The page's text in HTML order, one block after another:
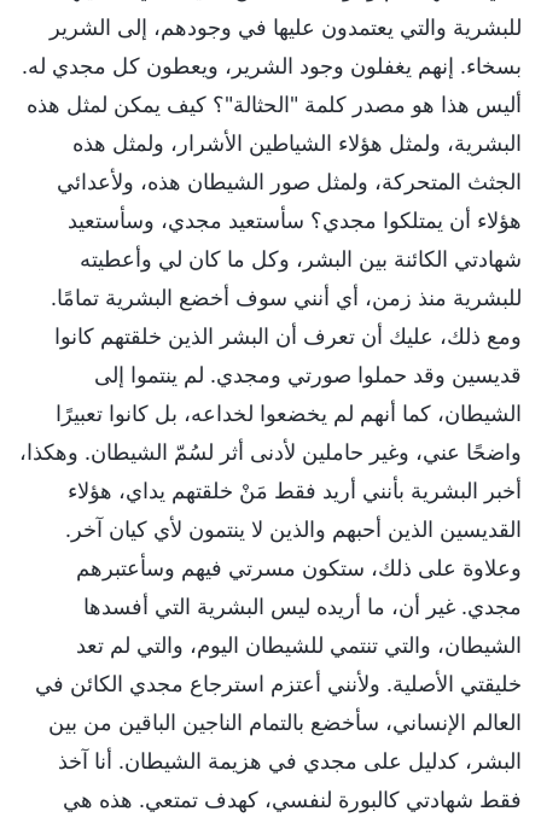
للبشرية والتي يعتمدون عليها في وجودهم، إلى الشرير
بسخاء. إنهم يغفلون وجود الشرير، ويعطون كل مجدي له.
أليس هذا هو مصدر كلمة "الحثالة"؟ كيف يمكن لمثل هذه
البشرية، ولمثل هؤلاء الشياطين الأشرار، ولمثل هذه
الجثث المتحركة، ولمثل صور الشيطان هذه، ولأعدائي
هؤلاء أن يمتلكوا مجدي؟ سأستعيد مجدي، وسأستعيد
شهادتي الكائنة بين البشر، وكل ما كان لي وأعطيته
للبشرية منذ زمن، أي أنني سوف أخضع البشرية تمامًا.
ومع ذلك، عليك أن تعرف أن البشر الذين خلقتهم كانوا
قديسين وقد حملوا صورتي ومجدي. لم ينتموا إلى
الشيطان، كما أنهم لم يخضعوا لخداعه، بل كانوا تعبيرًا
واضحًا عني، وغير حاملين لأدنى أثر لسُمّ الشيطان. وهكذا،
أخبر البشرية بأنني أريد فقط مَنْ خلقتهم يداي، هؤلاء
القديسين الذين أحبهم والذين لا ينتمون لأي كيان آخر.
وعلاوة على ذلك، ستكون مسرتي فيهم وسأعتبرهم
مجدي. غير أن، ما أريده ليس البشرية التي أفسدها
الشيطان، والتي تنتمي للشيطان اليوم، والتي لم تعد
خليقتي الأصلية. ولأنني أعتزم استرجاع مجدي الكائن في
العالم الإنساني، سأخضع بالتمام الناجين الباقين من بين
البشر، كدليل على مجدي في هزيمة الشيطان. أنا آخذ
فقط شهادتي كالبورة لنفسي، كهدف تمتعي. هذه هي